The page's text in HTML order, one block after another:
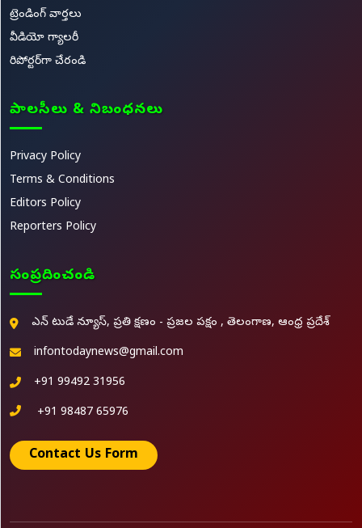
ట్రెండింగ్ వార్తలు
వీడియో గ్యాలరీ
రిపోర్టర్‌గా చేరండి
పాలసీలు & నిబంధనలు
Privacy Policy
Terms & Conditions
Editors Policy
Reporters Policy
సంప్రదించండి
ఎన్ టుడే న్యూస్, ప్రతి క్షణం - ప్రజల పక్షం , తెలంగాణ, ఆంధ్ర ప్రదేశ్
infontodaynews@gmail.com
+91 99492 31956
+91 98487 65976
Contact Us Form